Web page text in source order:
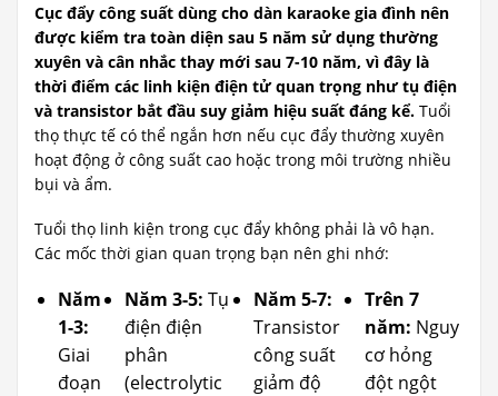
Cục đẩy công suất dùng cho dàn karaoke gia đình nên
được kiểm tra toàn diện sau 5 năm sử dụng thường
xuyên và cân nhắc thay mới sau 7-10 năm, vì đây là
thời điểm các linh kiện điện tử quan trọng như tụ điện
và transistor bắt đầu suy giảm hiệu suất đáng kể. Tuổi
thọ thực tế có thể ngắn hơn nếu cục đẩy thường xuyên
hoạt động ở công suất cao hoặc trong môi trường nhiều
bụi và ẩm.
Tuổi thọ linh kiện trong cục đẩy không phải là vô hạn.
Các mốc thời gian quan trọng bạn nên ghi nhớ:
Năm
1-3:
Giai
đoạn
Năm 3-5: Tụ
điện điện
phân
(electrolytic
Năm 5-7:
Transistor
công suất
giảm độ
Trên 7
năm: Nguy
cơ hỏng
đột ngột